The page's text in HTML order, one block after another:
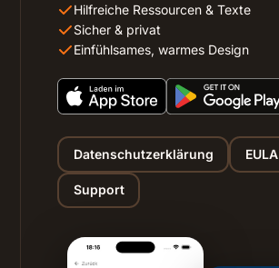
Hilfreiche Ressourcen & Texte
Sicher & privat
Einfühlsames, warmes Design
Datenschutzerklärung EULA
Support